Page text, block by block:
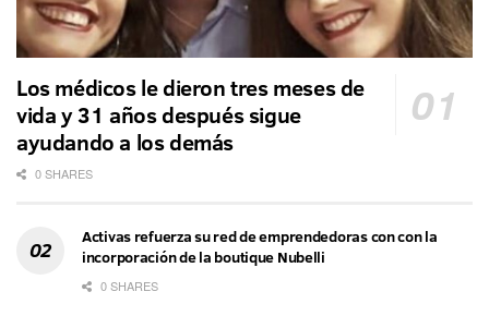
Los médicos le dieron tres meses de
vida y 31 años después sigue
ayudando a los demás
0 SHARES
Activas refuerza su red de emprendedoras con con la
incorporación de la boutique Nubelli
0 SHARES